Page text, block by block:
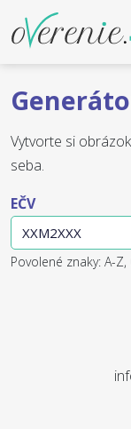
Vytvorte si
seba.
EČV
Povolené znaky: A-Z,